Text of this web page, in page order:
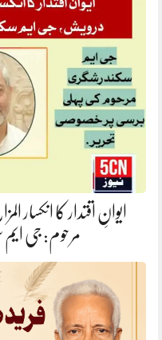
ایوانِ اقتدار کا انکسار
مرحوم: جی